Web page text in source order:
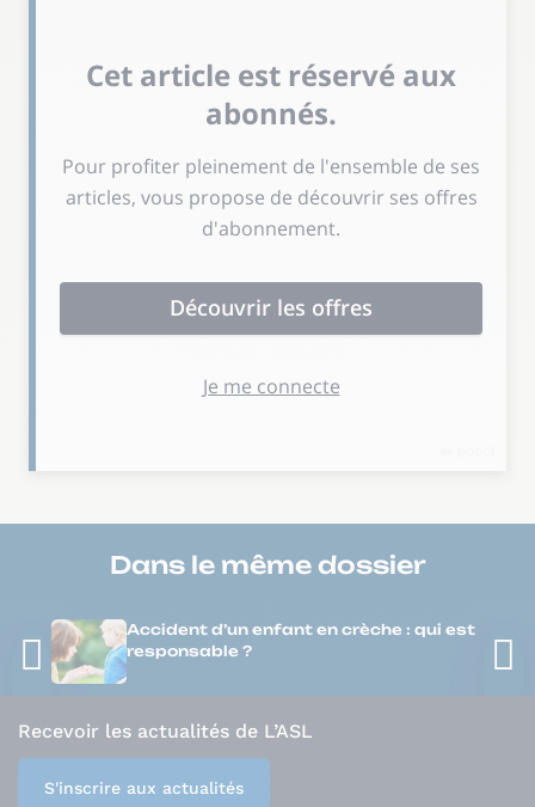
Dans le même dossier
Accident d’un enfant en crèche : qui est
responsable ?
Recevoir les actualités de L’ASL
S'inscrire aux actualités